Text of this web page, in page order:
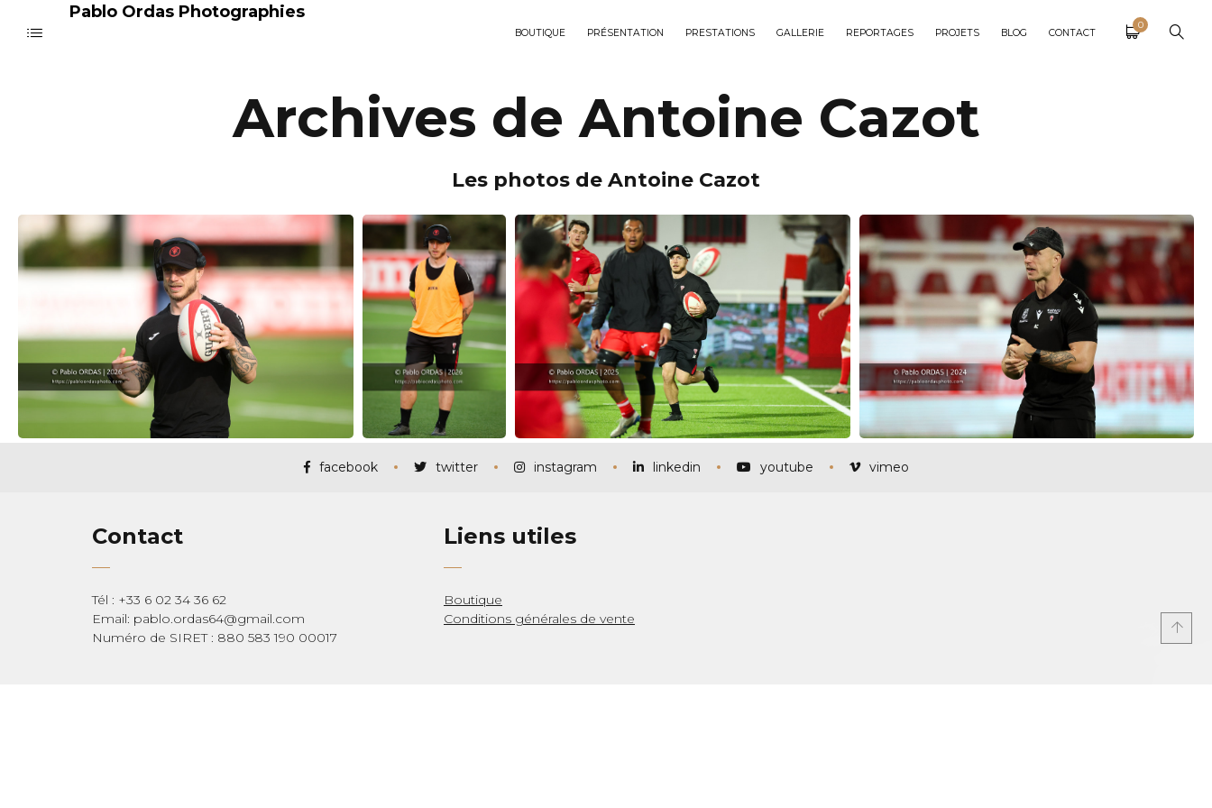
Pablo Ordas Photographies
BOUTIQUE PRÉSENTATION PRESTATIONS GALLERIE REPORTAGES PROJETS BLOG CONTACT
0
Archives de Antoine Cazot
Les photos de Antoine Cazot
facebook twitter instagram linkedin youtube vimeo
Contact
Tél : +33 6 02 34 36 62
Email: pablo.ordas64@gmail.com
Numéro de SIRET : 880 583 190 00017
Liens utiles
Boutique
Conditions générales de vente